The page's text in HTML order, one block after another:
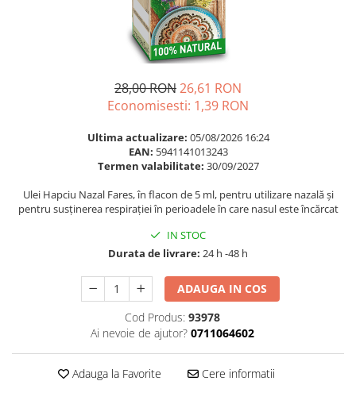
Slabire si control greutate
Somn stres si anxietate
Supliment Complexe
Supliment Magneziu
Supliment Vitamina B
Supliment Vitamina D3
Balsam masca si tratament
Produse cu SPF Pentru Fata
28,00 RON26,61 RON
Economisesti: 1,39 RON
Ultima actualizare: 05/08/2026 16:24
EAN: 5941141013243
Termen valabilitate: 30/09/2027
Ulei Hapciu Nazal Fares, în flacon de 5 ml, pentru utilizare nazală și
pentru susținerea respirației în perioadele în care nasul este încărcat
IN STOC
Durata de livrare: 24 h -48 h
ADAUGA IN COS
Cod Produs: 93978
Ai nevoie de ajutor? 0711064602
Adauga la Favorite Cere informatii